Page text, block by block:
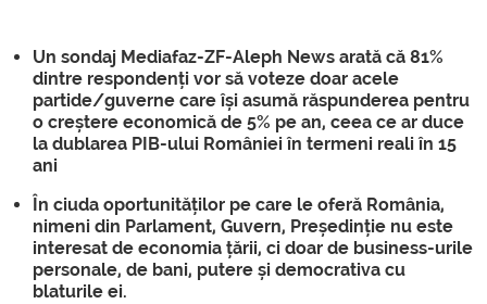
Un sondaj Mediafaz-ZF-Aleph News arată că 81%
dintre respondenți vor să voteze doar acele
partide/guverne care își asumă răspunderea pentru
o creștere economică de 5% pe an, ceea ce ar duce
la dublarea PIB-ului României în termeni reali în 15
ani
În ciuda oportunităților pe care le oferă România,
nimeni din Parlament, Guvern, Președinție nu este
interesat de economia țării, ci doar de business-urile
personale, de bani, putere și democrativa cu
blaturile ei.